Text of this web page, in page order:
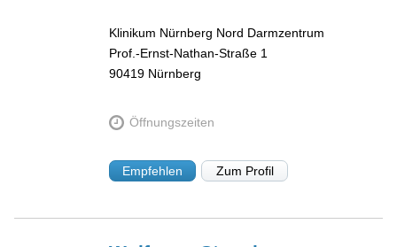
Klinikum Nürnberg Nord Darmzentrum
Prof.-Ernst-Nathan-Straße 1
90419 Nürnberg
Öffnungszeiten
Empfehlen Zum Profil